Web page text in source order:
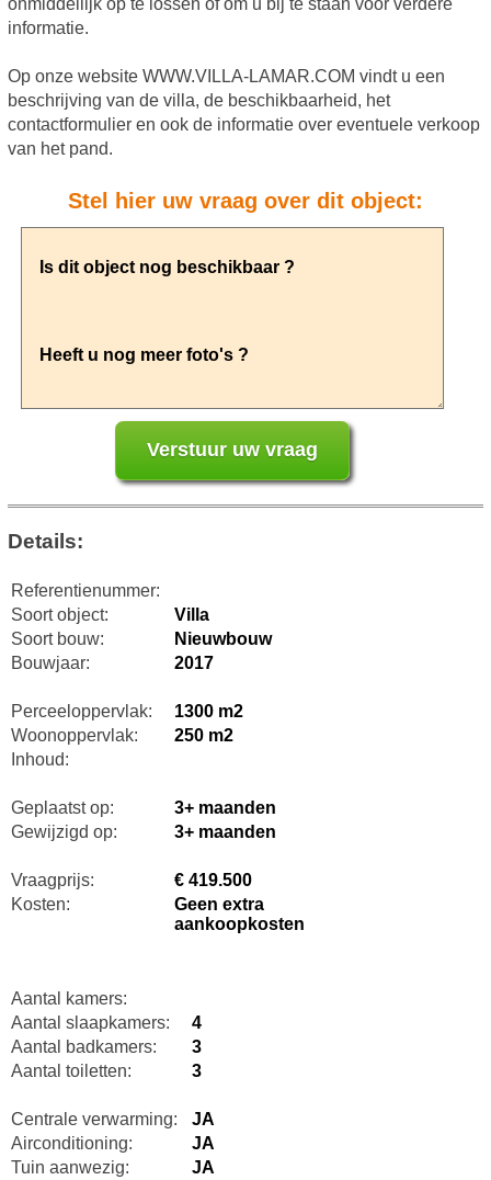
informatie.
Op onze website WWW.VILLA-LAMAR.COM vindt u een
beschrijving van de villa, de beschikbaarheid, het
contactformulier en ook de informatie over eventuele verkoop
van het pand.
Stel hier uw vraag over dit object:
Details:
Referentienummer:
Soort object:
Villa
Soort bouw:
Nieuwbouw
Bouwjaar:
2017
Perceeloppervlak:
1300 m2
Woonoppervlak:
250 m2
Inhoud:
Geplaatst op:
3+ maanden
Gewijzigd op:
3+ maanden
Vraagprijs:
€ 419.500
Kosten:
Geen extra
aankoopkosten
Aantal kamers:
Aantal slaapkamers:
4
Aantal badkamers:
3
Aantal toiletten:
3
Centrale verwarming:
JA
Airconditioning:
JA
Tuin aanwezig:
JA